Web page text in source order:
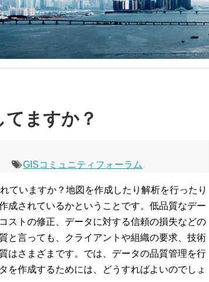
ますか？
GISコミュニティフォーラム
ていますか？地図を作成したり解析を行ったり
成されているかということです。低品質なデー
ストの修正、データに対する信頼の損失などの
と言っても、クライアントや組織の要求、技術
はさまざまです。では、データの品質管理を行
を作成するためには、どうすればよいのでしょ